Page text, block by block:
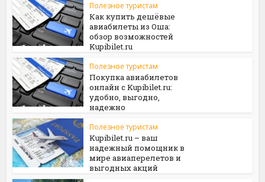
Полезное туристам
Как купить дешёвые
авиабилеты из Оша:
обзор возможностей
Kupibilet.ru
Полезное туристам
Покупка авиабилетов
онлайн с Kupibilet.ru:
удобно, выгодно,
надежно
Полезное туристам
Kupibilet.ru – ваш
надежный помощник в
мире авиаперелетов и
выгодных акций